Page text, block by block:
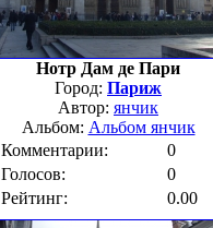
Нотр Дам де Пари
Город: Париж
Автор: янчик
Альбом: Альбом янчик
Комментарии:
0
Голосов:
0
Рейтинг:
0.00